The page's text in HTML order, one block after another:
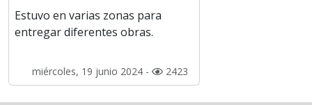
Estuvo en varias zonas para
entregar diferentes obras.
miércoles, 19 junio 2024 - 2423